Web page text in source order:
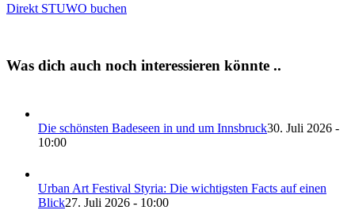
Direkt STUWO buchen
Was dich auch noch interessieren könnte ..
Die schönsten Badeseen in und um Innsbruck30. Juli 2026 -
10:00
Urban Art Festival Styria: Die wichtigsten Facts auf einen
Blick27. Juli 2026 - 10:00